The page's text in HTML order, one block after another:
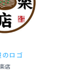
ロゴ
店